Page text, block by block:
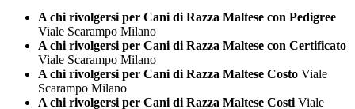
A chi rivolgersi per Cani di Razza Maltese con Pedigree
Viale Scarampo Milano
A chi rivolgersi per Cani di Razza Maltese con Certificato
Viale Scarampo Milano
A chi rivolgersi per Cani di Razza Maltese Costo Viale
Scarampo Milano
A chi rivolgersi per Cani di Razza Maltese Costi Viale